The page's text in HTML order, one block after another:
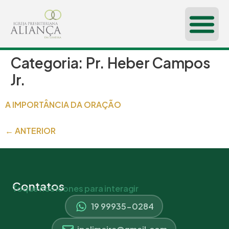
Categoria: Pr. Heber Campos
Jr.
A IMPORTÂNCIA DA ORAÇÃO
← ANTERIOR
Contatos
Toque nos ícones para interagir
19 99935-0284